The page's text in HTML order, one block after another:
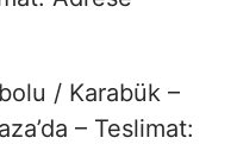
/ Karabük –
– Teslimat: